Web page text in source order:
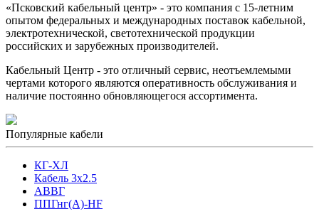
«Псковский кабельный центр» - это компания с 15-летним
опытом федеральных и международных поставок кабельной,
электротехнической, светотехнической продукции
российских и зарубежных производителей.
Кабельный Центр - это отличный сервис, неотъемлемыми
чертами которого являются оперативность обслуживания и
наличие постоянно обновляющегося ассортимента.
Популярные кабели
КГ-ХЛ
Кабель 3x2.5
АВВГ
ППГнг(А)-HF